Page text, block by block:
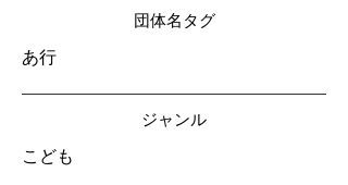
​団体名タグ
あ行
​ジャンル
こども